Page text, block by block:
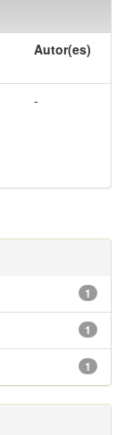
Autor(es)
-
1
1
1